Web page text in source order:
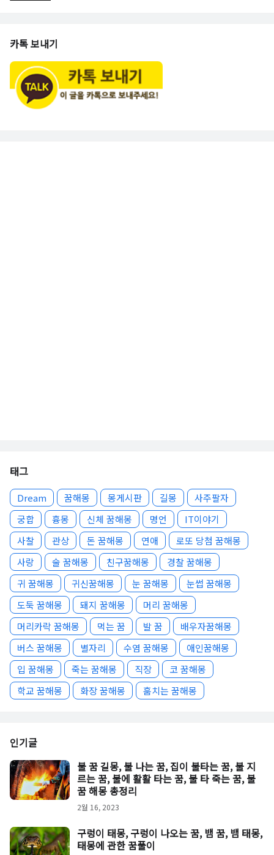
카톡 보내기
태그
Dream 꿈해몽 몽게시판 길몽
사주팔자
궁합
흉몽 신체 꿈해몽 명언
IT이야기
사찰
관상 돈 꿈해몽 연애
로또 당첨 꿈해몽
사랑
술 꿈해몽 친구꿈해몽
경찰 꿈해몽
귀 꿈해몽
귀신꿈해몽 눈 꿈해몽
눈썹 꿈해몽
도둑 꿈해몽
돼지 꿈해몽
머리 꿈해몽
머리카락 꿈해몽
먹는 꿈 발 꿈
배우자꿈해몽
버스 꿈해몽
별자리 수염 꿈해몽
애인꿈해몽
입 꿈해몽
죽는 꿈해몽 직장
코 꿈해몽
학교 꿈해몽
화장 꿈해몽 훔치는 꿈해몽
인기글
불 꿈 길몽, 불 나는 꿈, 집이 불타는 꿈, 불 지
르는 꿈, 불에 활활 타는 꿈, 불 타 죽는 꿈, 불
꿈 해몽 총정리
2월 16, 2023
구렁이 태몽, 구렁이 나오는 꿈, 뱀 꿈, 뱀 태몽,
태몽에 관한 꿈풀이